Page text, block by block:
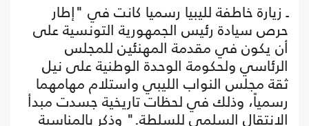
ـ زيارة خاطفة لليبيا رسميا كانت في "إطار
حرص سيادة رئيس الجمهورية التونسية على
أن يكون في مقدمة المهنئين للمجلس
الرئاسي ولحكومة الوحدة الوطنية على نيل
ثقة مجلس النواب الليبي واستلام مهامهما
رسمياً، وذلك في لحظات تاريخية جسدت مبدأ
الانتقال السلمي للسلطة." وذكر بالمناسبة